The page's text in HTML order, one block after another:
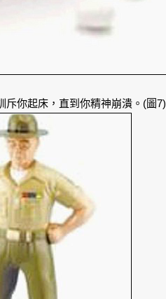
斥你起床，直到你精神崩潰。(圖7)